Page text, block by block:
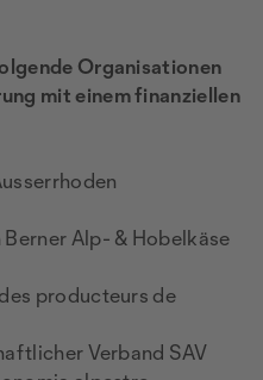
Organisationen
mit einem finanziellen
Alp- & Hobelkäse
producteurs de
Verband SAV